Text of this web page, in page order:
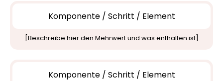
Komponente / Schritt / Element
[Beschreibe hier den Mehrwert und was enthalten ist]
Komponente / Schritt / Element